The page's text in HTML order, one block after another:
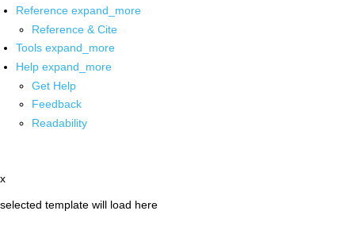
Reference expand_more
Reference & Cite
Tools expand_more
Help expand_more
Get Help
Feedback
Readability
x
selected template will load here